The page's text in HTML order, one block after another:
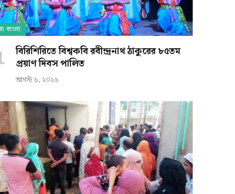
বাংলা
বিরিশিরিতে বিশ্বকবি রবীন্দ্রনাথ ঠাকুরের ৮৫তম
প্রয়াণ দিবস পালিত
আগস্ট ৬, ২০২৬